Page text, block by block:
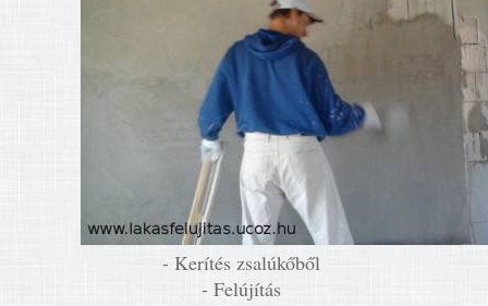
- Kerítés zsalúkőből
- Felújítás